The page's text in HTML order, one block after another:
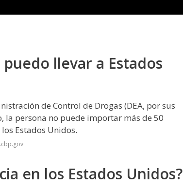
llevar a Estados
de Control de Drogas (DEA, por sus
la persona no puede importar más de 50
Estados Unidos.
en los Estados Unidos?